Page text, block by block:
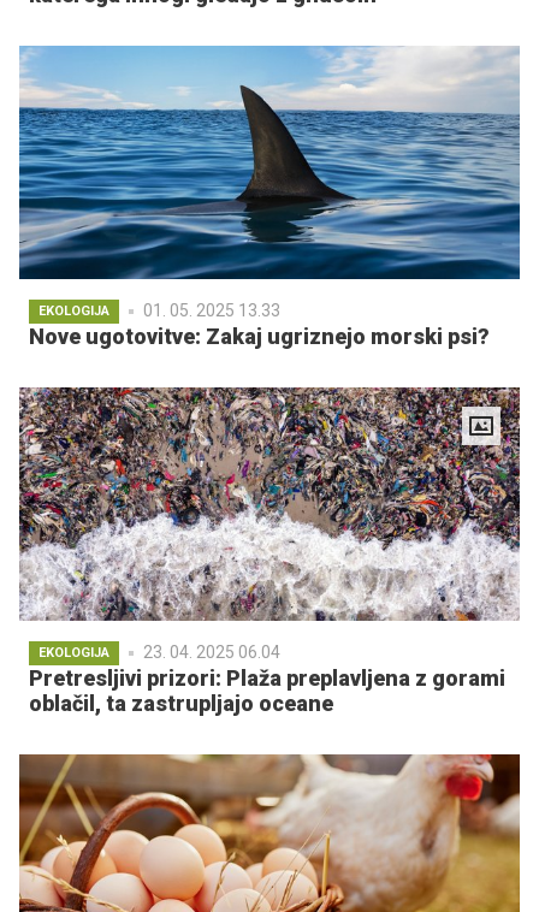
EKOLOGIJA 01. 05. 2025 13.33
Nove ugotovitve: Zakaj ugriznejo morski psi?
EKOLOGIJA 23. 04. 2025 06.04
Pretresljivi prizori: Plaža preplavljena z gorami
oblačil, ta zastrupljajo oceane